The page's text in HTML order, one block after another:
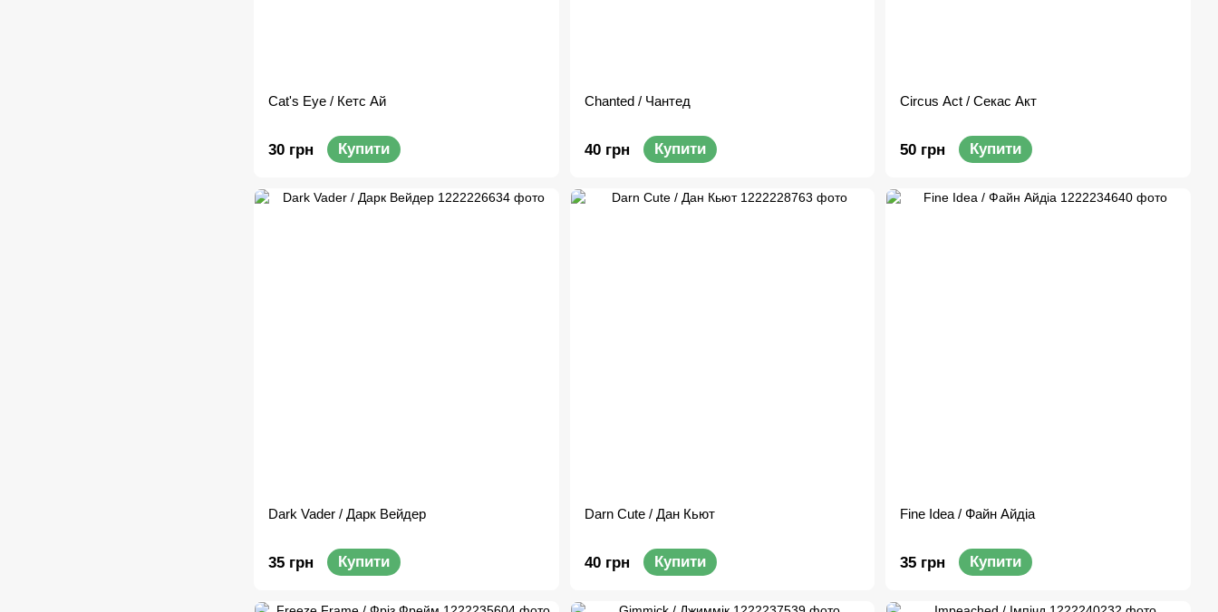
Cat's Eye / Кетс Ай
30 грн Купити
Chanted / Чантед
40 грн Купити
Circus Act / Секас Акт
50 грн Купити
Dark Vader / Дарк Вейдер
35 грн Купити
Darn Cute / Дан Кьют
40 грн Купити
Fine Idea / Файн Айдіа
35 грн Купити